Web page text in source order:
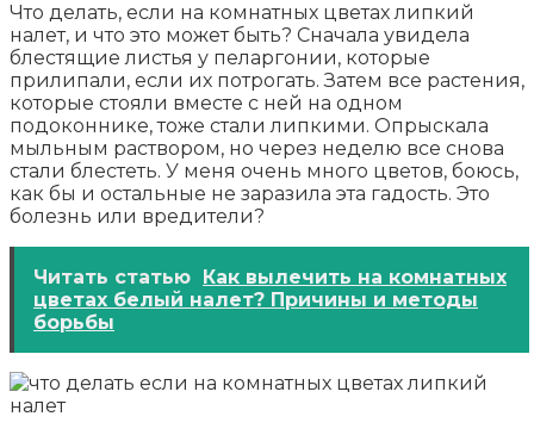
Что делать, если на комнатных цветах липкий
налет, и что это может быть? Сначала увидела
блестящие листья у пеларгонии, которые
прилипали, если их потрогать. Затем все растения,
которые стояли вместе с ней на одном
подоконнике, тоже стали липкими. Опрыскала
мыльным раствором, но через неделю все снова
стали блестеть. У меня очень много цветов, боюсь,
как бы и остальные не заразила эта гадость. Это
болезнь или вредители?
Читать статью
Как вылечить на комнатных
цветах белый налет? Причины и методы
борьбы